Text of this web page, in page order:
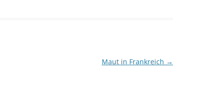
Maut in Frankreich →